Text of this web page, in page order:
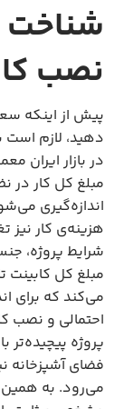
شناخت
نصب
پیش از اینکه
دهید، لازم
مبلغ کل کار در
اندازه‌گیری
هزینه‌ی کار نیز
شرایط پروژه،
مبلغ کل کابینت
می‌کند که برای
احتمالی و نصب
پروژه پیچیده‌تر
فضای آشپزخانه
می‌رود. به